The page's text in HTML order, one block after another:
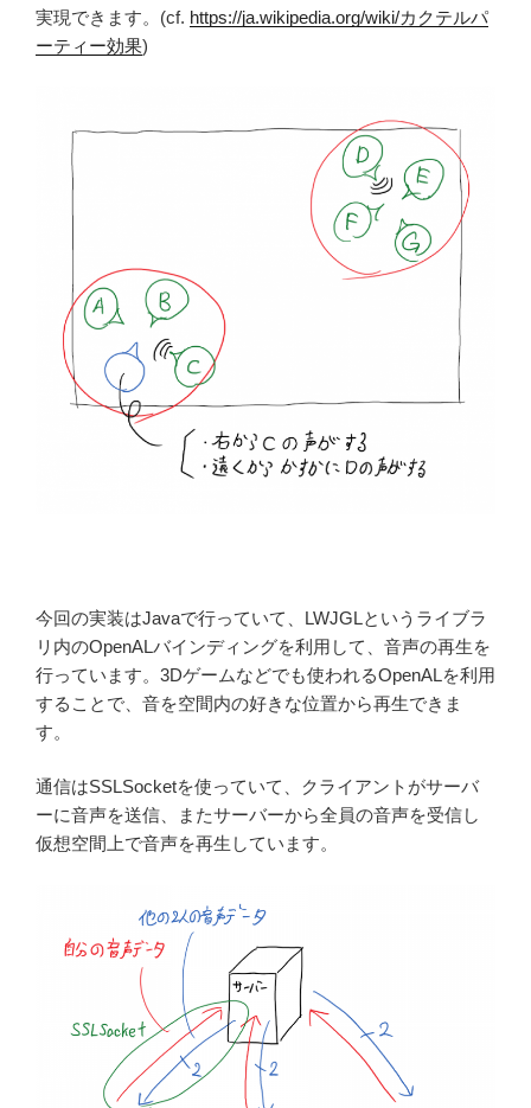
実現できます。(cf. https://ja.wikipedia.org/wiki/カクテルパ
ーティー効果)
今回の実装はJavaで行っていて、LWJGLというライブラ
リ内のOpenALバインディングを利用して、音声の再生を
行っています。3Dゲームなどでも使われるOpenALを利用
することで、音を空間内の好きな位置から再生できま
す。
通信はSSLSocketを使っていて、クライアントがサーバ
ーに音声を送信、またサーバーから全員の音声を受信し
仮想空間上で音声を再生しています。